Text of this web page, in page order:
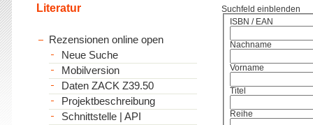
Suchfeld einblenden
ISBN / EAN
Nachname
Vorname
Titel
Reihe
Literatur
Rezensionen online open
Neue Suche
Mobilversion
Daten ZACK Z39.50
Projektbeschreibung
Schnittstelle | API